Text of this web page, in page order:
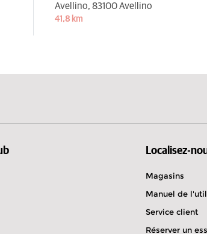
Avellino, 83100 Avellino
41,8 km
Localisez-
Magasins
Manuel de
Service client
Réserver un